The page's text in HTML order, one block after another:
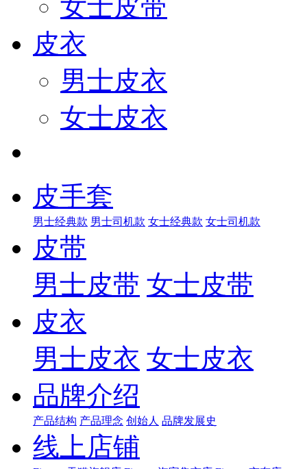
女士皮带
皮衣
男士皮衣
女士皮衣
皮手套
男士经典款 男士司机款 女士经典款 女士司机款
皮带
男士皮带 女士皮带
皮衣
男士皮衣 女士皮衣
品牌介绍
产品结构 产品理念 创始人 品牌发展史
线上店铺